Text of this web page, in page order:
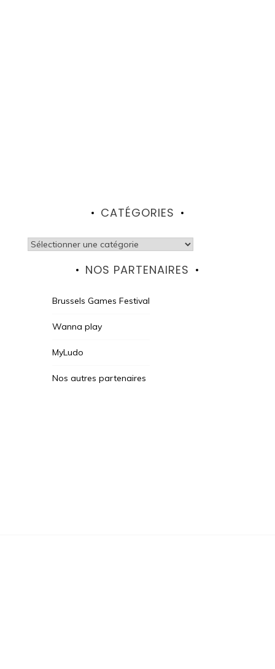
CATÉGORIES
Catégories
NOS PARTENAIRES
Brussels Games Festival
Wanna play
MyLudo
Nos autres partenaires